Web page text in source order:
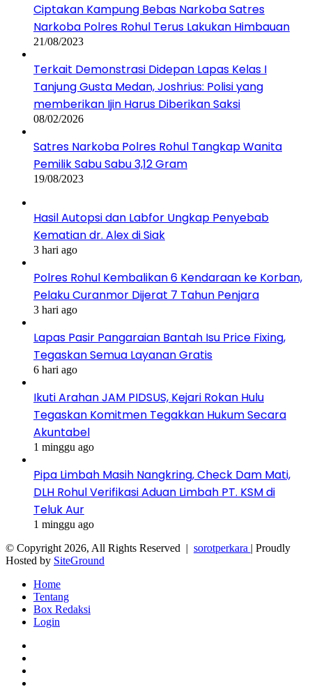
Ciptakan Kampung Bebas Narkoba Satres
Narkoba Polres Rohul Terus Lakukan Himbauan
21/08/2023
Terkait Demonstrasi Didepan Lapas Kelas I
Tanjung Gusta Medan, Joshrius: Polisi yang
memberikan Ijin Harus Diberikan Saksi
08/02/2026
Satres Narkoba Polres Rohul Tangkap Wanita
Pemilik Sabu Sabu 3,12 Gram
19/08/2023
Hasil Autopsi dan Labfor Ungkap Penyebab
Kematian dr. Alex di Siak
3 hari ago
Polres Rohul Kembalikan 6 Kendaraan ke Korban,
Pelaku Curanmor Dijerat 7 Tahun Penjara
3 hari ago
Lapas Pasir Pangaraian Bantah Isu Price Fixing,
Tegaskan Semua Layanan Gratis
6 hari ago
Ikuti Arahan JAM PIDSUS, Kejari Rokan Hulu
Tegaskan Komitmen Tegakkan Hukum Secara
Akuntabel
1 minggu ago
Pipa Limbah Masih Nangkring, Check Dam Mati,
DLH Rohul Verifikasi Aduan Limbah PT. KSM di
Teluk Aur
1 minggu ago
© Copyright 2026, All Rights Reserved | sorotperkara | Proudly
Hosted by SiteGround
Home
Tentang
Box Redaksi
Login